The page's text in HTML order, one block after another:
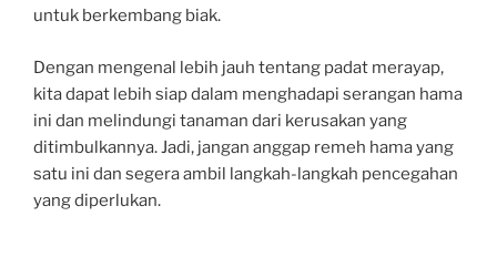
untuk berkembang biak.
Dengan mengenal lebih jauh tentang padat merayap,
kita dapat lebih siap dalam menghadapi serangan hama
ini dan melindungi tanaman dari kerusakan yang
ditimbulkannya. Jadi, jangan anggap remeh hama yang
satu ini dan segera ambil langkah-langkah pencegahan
yang diperlukan.